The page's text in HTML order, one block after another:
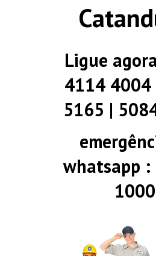
Ligue
4114 4004
5165 |
whatsapp :
1000